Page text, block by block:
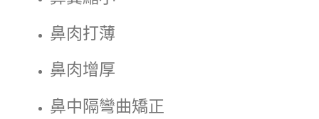
鼻肉打薄
鼻肉增厚
鼻中隔彎曲矯正